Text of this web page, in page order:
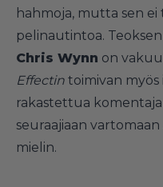
hahmoja, mutta sen
pelinautintoa.
Chris Wynn on
Effectin toimivan
rakastettua
seuraajiaan vartomaan
mielin.